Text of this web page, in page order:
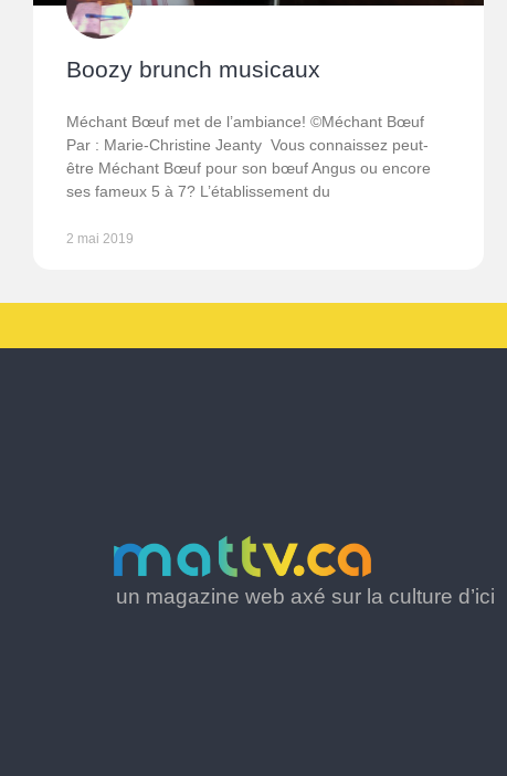
Boozy brunch musicaux
Méchant Bœuf met de l’ambiance! ©Méchant Bœuf
Par : Marie-Christine Jeanty Vous connaissez peut-
être Méchant Bœuf pour son bœuf Angus ou encore
ses fameux 5 à 7? L’établissement du
2 mai 2019
un magazine web axé sur la culture d’ici